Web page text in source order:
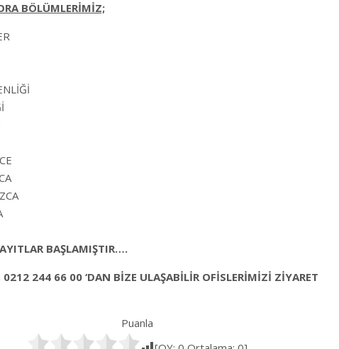
BÖLÜMLERİMİZ;
BAŞLAMIŞTIR….
244 66 00 ‘DAN BİZE ULAŞABİLİR OFİSLERİMİZİ ZİYARET
Puanla